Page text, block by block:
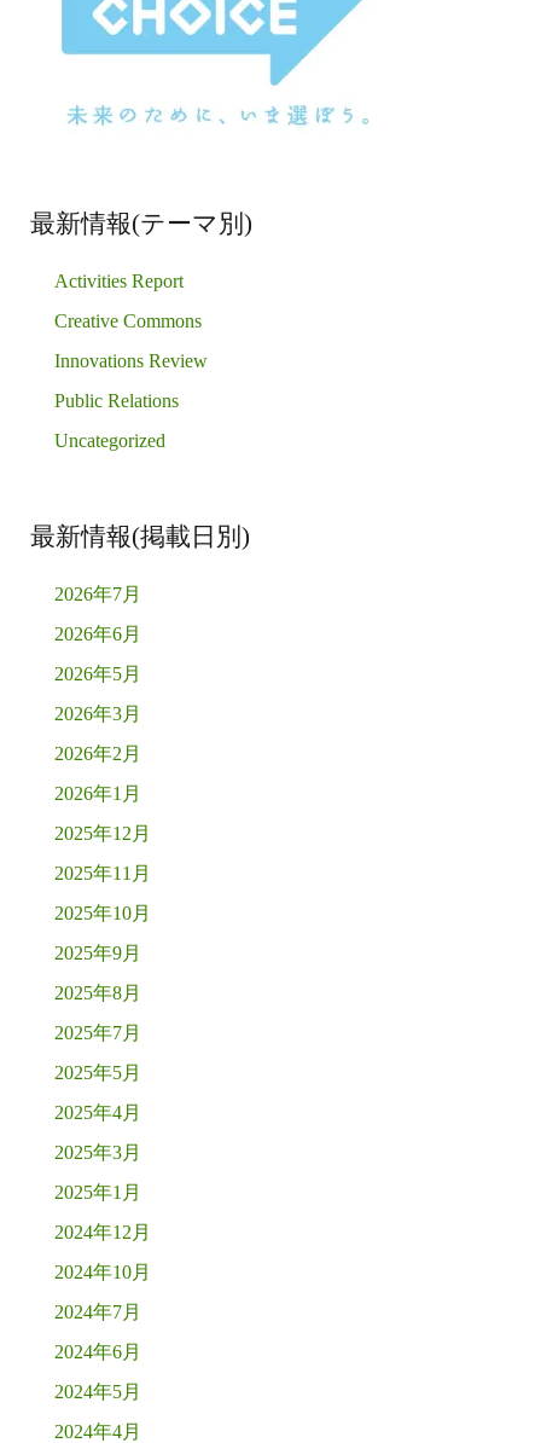
最新情報(テーマ別)
Activities Report
Creative Commons
Innovations Review
Public Relations
Uncategorized
最新情報(掲載日別)
2026年7月
2026年6月
2026年5月
2026年3月
2026年2月
2026年1月
2025年12月
2025年11月
2025年10月
2025年9月
2025年8月
2025年7月
2025年5月
2025年4月
2025年3月
2025年1月
2024年12月
2024年10月
2024年7月
2024年6月
2024年5月
2024年4月